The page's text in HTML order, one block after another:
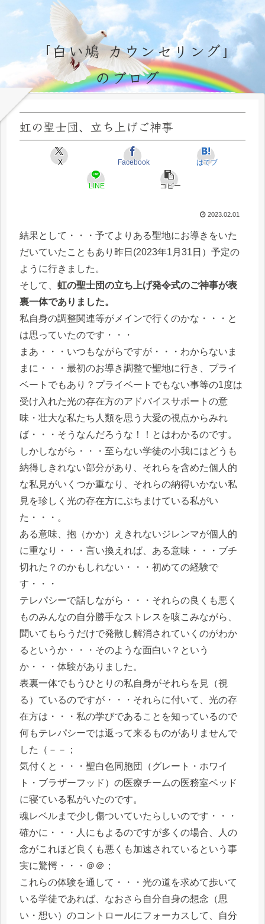
「白い鳩 カウンセリング」
のブログ
虹の聖士団、立ち上げご神事
X Facebook はてブ
LINE コピー
2023.02.01
結果として・・・予てよりある聖地にお導きをいた
だいていたこともあり昨日(2023年1月31日）予定の
ように行きました。
そして、 虹の聖士団の立ち上げ発令式のご神事が表
裏一体でありました。
私自身の調整関連等がメインで行くのかな・・・と
は思っていたのです・・・
まあ・・・いつもながらですが・・・わからないま
まに・・・最初のお導き調整で聖地に行き、プライ
ベートでもあり？プライベートでもない事等の1度は
受け入れた光の存在方のアドバイスサポートの意
味・壮大な私たち人類を思う大愛の視点からみれ
ば・・・そうなんだろうな！！とはわかるのです。
しかしながら・・・至らない学徒の小我にはどうも
納得しきれない部分があり、それらを含めた個人的
な私見がいくつか重なり、それらの納得いかない私
見を珍しく光の存在方にぶちまけている私がい
た・・・。
ある意味、抱（かか）えきれないジレンマが個人的
に重なり・・・言い換えれば、ある意味・・・ブチ
切れた？のかもしれない・・・初めての経験で
す・・・
テレパシーで話しながら・・・それらの良くも悪く
ものみんなの自分勝手なストレスを咳こみながら、
聞いてもらうだけで発散し解消されていくのがわか
るというか・・・そのような面白い？という
か・・・体験がありました。
表裏一体でもうひとりの私自身がそれらを見（視
る）ているのですが・・・それらに付いて、光の存
在方は・・・私の学びであることを知っているので
何もテレパシーでは返って来るものがありませんで
した（－－；
気付くと・・・聖白色同胞団（グレート・ホワイ
ト・ブラザーフッド）の医療チームの医務室ベッド
に寝ている私がいたのです。
魂レベルまで少し傷ついていたらしいのです・・・
確かに・・・人にもよるのですが多くの場合、人の
念がこれほど良くも悪くも加速されているという事
実に驚愕・・・＠＠；
これらの体験を通して・・・光の道を求めて歩いて
いる学徒であれば、なおさら自分自身の想念（思
い・想い）のコントロールにフォーカスして、自分